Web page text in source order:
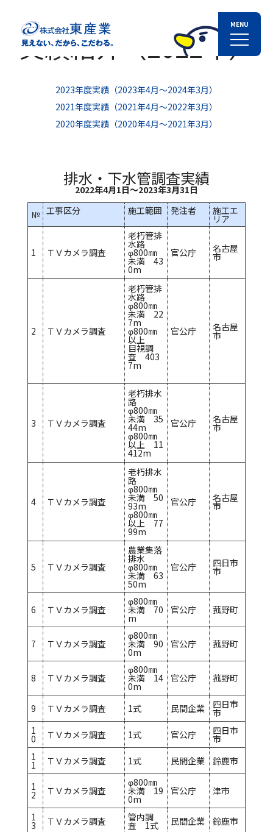
実績紹介（2022年）
2023年度実績（2023年4月～2024年3月）
2021年度実績（2021年4月～2022年3月）
2020年度実績（2020年4月～2021年3月）
排水・下水管調査実績
2022年4月1日～2023年3月31日
№ 工事区分 施工範囲 発注者 施工エ
リア
1 ＴＶカメラ調査
老朽管排
水路
φ800㎜
未満 43
0m
官公庁 名古屋
市
2 ＴＶカメラ調査
老朽管排
水路
φ800㎜
未満 22
7m
φ800㎜
以上
目視調
査 403
7m
官公庁 名古屋
市
3 ＴＶカメラ調査
老朽排水
路
φ800㎜
未満 35
44m
φ800㎜
以上 11
412m
官公庁 名古屋
市
4 ＴＶカメラ調査
老朽排水
路
φ800㎜
未満 50
93m
φ800㎜
以上 77
99m
官公庁 名古屋
市
5 ＴＶカメラ調査
農業集落
排水
φ800㎜
未満 63
50m
官公庁 四日市
市
6 ＴＶカメラ調査
φ800㎜
未満 70
m
官公庁 菰野町
7 ＴＶカメラ調査
φ800㎜
未満 90
0m
官公庁 菰野町
8 ＴＶカメラ調査
φ800㎜
未満 14
0m
官公庁 菰野町
9 ＴＶカメラ調査 1式 民間企業 四日市
市
1
0 ＴＶカメラ調査 1式 官公庁 四日市
市
1
1 ＴＶカメラ調査 1式 民間企業 鈴鹿市
1
2 ＴＶカメラ調査
φ800㎜
未満 19
0m
官公庁 津市
1
3 ＴＶカメラ調査 管内調
査 1式 民間企業
鈴鹿市